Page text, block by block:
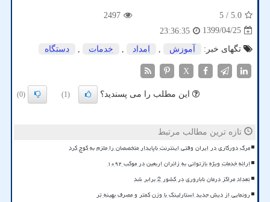
5.0
/ 5
2497
1399/04/25
23:36:35
تگهای خبر:
آموزش , امداد , خدمات , دستگاه
X
این مطلب را می پسندید؟ (1)
(0)
تازه ترین مطالب مرتبط
مرگ دورکاری در ایران وقتی اینترنت ناپایدار متخصصان را ملزم به کوچ کرد
ارائه خدمات ویژه بازتوانی به زائران اربعین در موکب ۱۰۹۲
تعداد مراکز درمان ناباروری در کشور 2 برابر شد
رونمایی از دیش جدید استارلینک با وزن کمتر و مصرف بهینه تر